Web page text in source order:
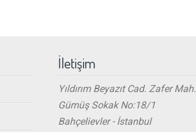
İletişim
Yıldırım Beyazıt Cad. Zafer Mah.
Gümüş Sokak No:18/1
Bahçelievler - İstanbul